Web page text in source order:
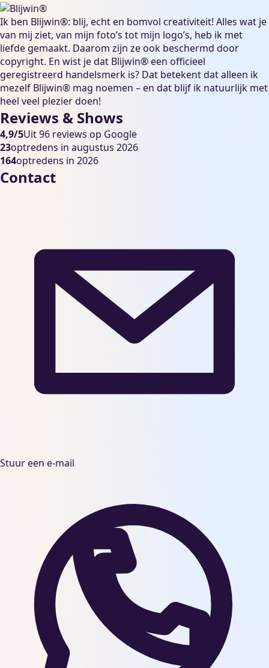
Ik ben Blijwin®: blij, echt en bomvol creativiteit! Alles wat je
van mij ziet, van mijn foto’s tot mijn logo’s, heb ik met
liefde gemaakt. Daarom zijn ze ook beschermd door
copyright. En wist je dat Blijwin® een officieel
geregistreerd handelsmerk is? Dat betekent dat alleen ik
mezelf Blijwin® mag noemen – en dat blijf ik natuurlijk met
heel veel plezier doen!
Reviews & Shows
4,9/5Uit 96 reviews op Google
23optredens in augustus 2026
164optredens in 2026
Contact
Stuur een e-mail